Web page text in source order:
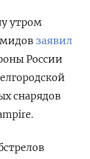
утром
заявил
России
снарядов